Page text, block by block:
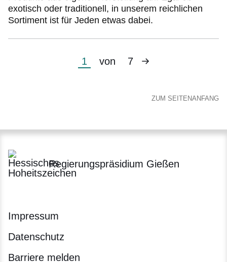
exotisch oder traditionell, in unserem reichlichen
Sortiment ist für Jeden etwas dabei.
Aktuelle
1 von 7
Nächste
ZUM SEITENANFANG
Regierungspräsidium Gießen
Impressum
Datenschutz
Barriere melden